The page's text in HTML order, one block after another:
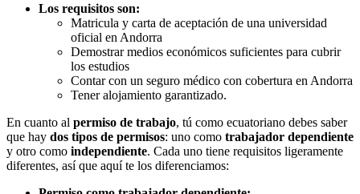
Los requisitos son:
Matricula y carta de aceptación de una universidad
oficial en Andorra
Demostrar medios económicos suficientes para cubrir
los estudios
Contar con un seguro médico con cobertura en Andorra
Tener alojamiento garantizado.
En cuanto al permiso de trabajo, tú como ecuatoriano debes saber
que hay dos tipos de permisos: uno como trabajador dependiente
y otro como independiente. Cada uno tiene requisitos ligeramente
diferentes, así que aquí te los diferenciamos: